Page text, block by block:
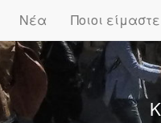
Νέα Ποιοι είμαστε